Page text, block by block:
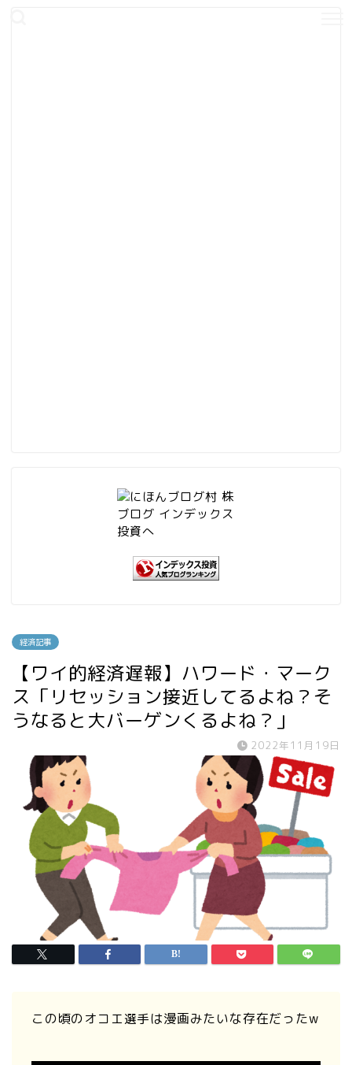
経済記事
【ワイ的経済遅報】ハワード・マーク
ス「リセッション接近してるよね？そ
うなると大バーゲンくるよね？」
2022年11月19日
この頃のオコエ選手は漫画みたいな存在だったw